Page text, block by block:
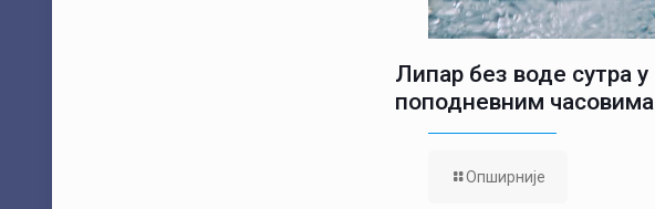
Липар без воде сутра у
поподневним часовима
Опширније